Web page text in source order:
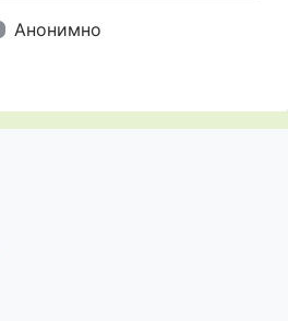
Анонимно